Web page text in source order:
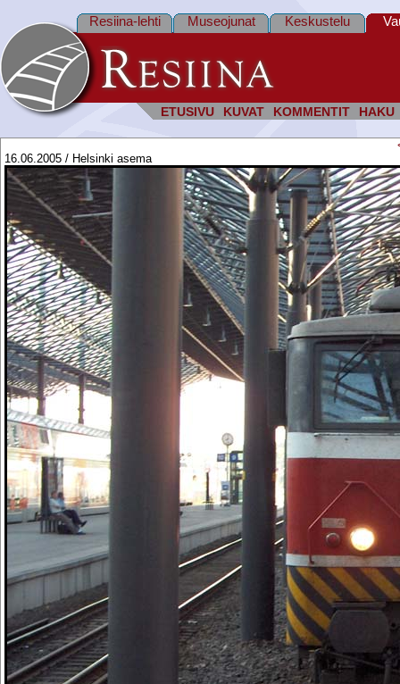
ETUSIVU KUVAT KOMMENTIT HAKU
Resiina-lehti Museojunat Keskustelu
16.06.2005 / Helsinki asema